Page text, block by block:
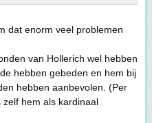
dat enorm veel problemen
van Hollerich wel hebben
hebben gebeden en hem bij
hebben aanbevolen. (Per
hem als kardinaal